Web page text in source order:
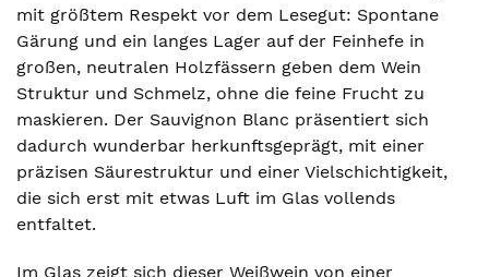
mit größtem Respekt vor dem Lesegut: Spontane
Gärung und ein langes Lager auf der Feinhefe in
großen, neutralen Holzfässern geben dem Wein
Struktur und Schmelz, ohne die feine Frucht zu
maskieren. Der Sauvignon Blanc präsentiert sich
dadurch wunderbar herkunftsgeprägt, mit einer
präzisen Säurestruktur und einer Vielschichtigkeit,
die sich erst mit etwas Luft im Glas vollends
entfaltet.
Im Glas zeigt sich dieser Weißwein von einer